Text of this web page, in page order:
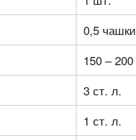
0,5 чашки
150 – 200
3 ст. л.
1 ст. л.